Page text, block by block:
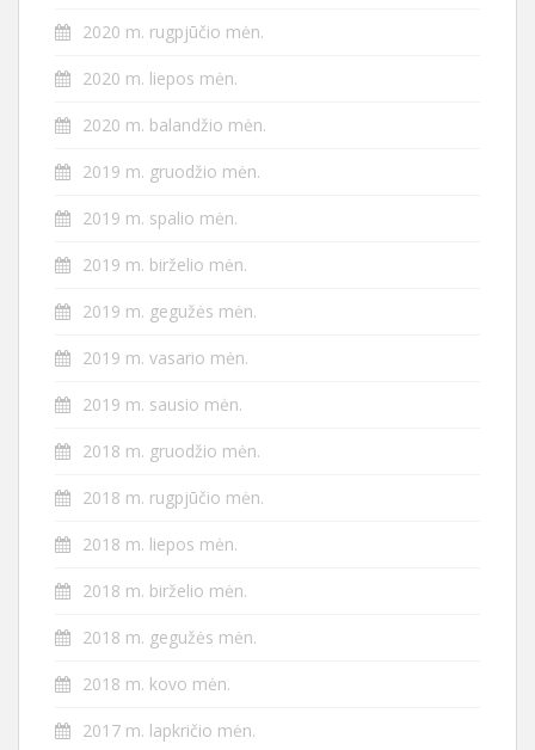
2020 m. rugpjūčio mėn.
2020 m. liepos mėn.
2020 m. balandžio mėn.
2019 m. gruodžio mėn.
2019 m. spalio mėn.
2019 m. birželio mėn.
2019 m. gegužės mėn.
2019 m. vasario mėn.
2019 m. sausio mėn.
2018 m. gruodžio mėn.
2018 m. rugpjūčio mėn.
2018 m. liepos mėn.
2018 m. birželio mėn.
2018 m. gegužės mėn.
2018 m. kovo mėn.
2017 m. lapkričio mėn.